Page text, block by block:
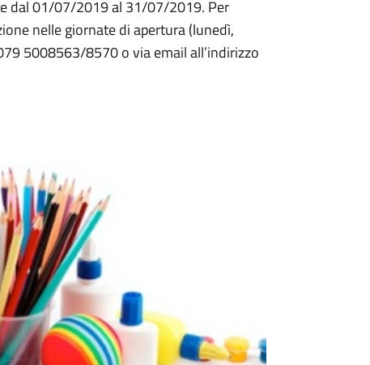
dal 01/07/2019 al 31/07/2019. Per
nelle giornate di apertura (lunedì,
5008563/8570 o via email all’indirizzo